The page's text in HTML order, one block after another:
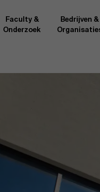
Faculty &
Onderzoek
van AMS of gedeeld met de
van de AMS faculty
grote groep academici uit
en lesgevers met
opdracht aan de
ervaring geven zij
actuele
al onze deelnemers een
Bedrijven &